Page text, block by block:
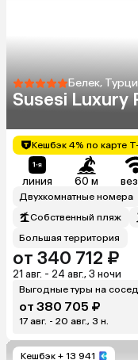
Белек,
Susesi Luxury
Кешбэк 4% по карте
линия 60 м
Двухкомнатные номера
Собственный пляж
Большая территория
от 340 712 ₽
21 авг. - 24 авг., 3 ночи
Выгодные туры на
от 380 705 ₽
17 авг. - 20 авг., 3 н.
Кешбэк + 13 941